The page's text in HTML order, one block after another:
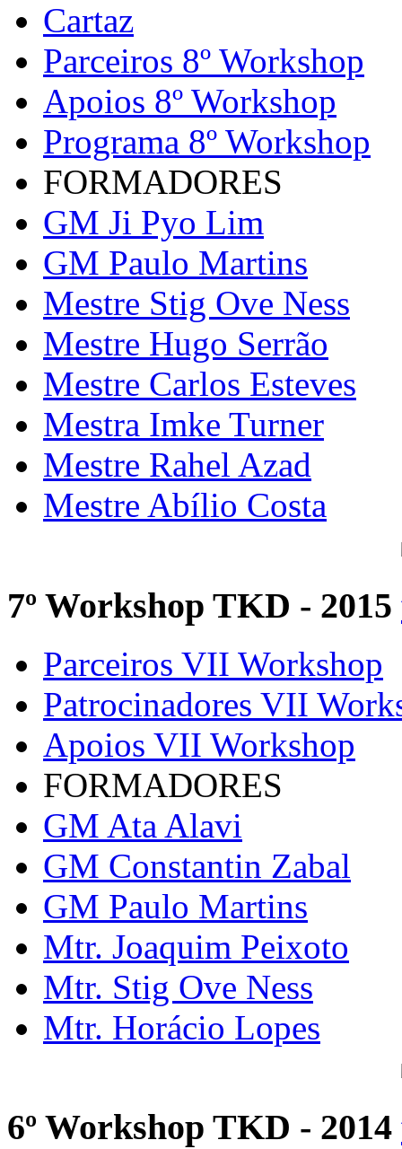
Cartaz
Parceiros 8º Workshop
Apoios 8º Workshop
Programa 8º Workshop
FORMADORES
GM Ji Pyo Lim
GM Paulo Martins
Mestre Stig Ove Ness
Mestre Hugo Serrão
Mestre Carlos Esteves
Mestra Imke Turner
Mestre Rahel Azad
Mestre Abílio Costa
7º Workshop TKD - 2015
Parceiros VII Workshop
Patrocinadores VII
Apoios VII Workshop
FORMADORES
GM Ata Alavi
GM Constantin Zabal
GM Paulo Martins
Mtr. Joaquim Peixoto
Mtr. Stig Ove Ness
Mtr. Horácio Lopes
6º Workshop TKD - 2014